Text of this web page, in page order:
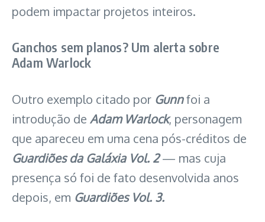
podem impactar projetos inteiros.
Ganchos sem planos? Um alerta sobre
Adam Warlock
Outro exemplo citado por Gunnfoi a
introdução de Adam Warlock, personagem
que apareceu em uma cena pós-créditos de
Guardiões da Galáxia Vol. 2— mas cuja
presença só foi de fato desenvolvida anos
depois, em Guardiões Vol. 3.